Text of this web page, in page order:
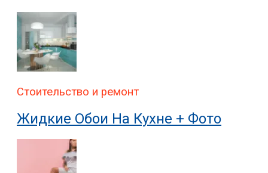
Стоительство и ремонт
Жидкие Обои На Кухне + Фото